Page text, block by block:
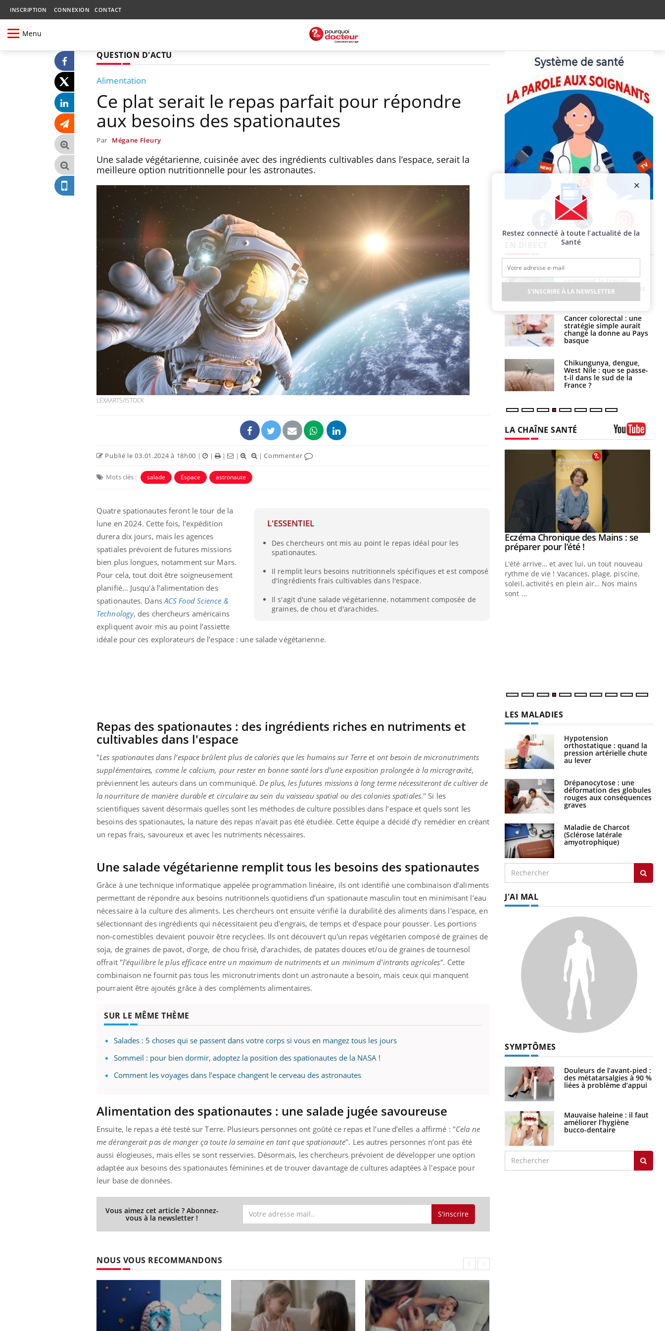
INSCRIPTION CONNEXION CONTACT
Menu
QUESTION D'ACTU
Alimentation
Ce plat serait le repas parfait pour répondre
aux besoins des spationautes
Par Mégane Fleury
Une salade végétarienne, cuisinée avec des ingrédients cultivables dans l’espace, serait la
meilleure option nutritionnelle pour les astronautes.
LEXAARTS/ISTOCK
Publié le 03.01.2024 à 18h00 | | | | |Commenter
Mots clés : salade Espace astronaute
L'ESSENTIEL
Des chercheurs ont mis au point le repas idéal pour les
spationautes.
Il remplit leurs besoins nutritionnels spécifiques et est composé
d'ingrédients frais cultivables dans l'espace.
Il s'agit d'une salade végétarienne, notamment composée de
graines, de chou et d'arachides.
Quatre spationautes feront le tour de la
lune en 2024. Cette fois, l’expédition
durera dix jours, mais les agences
spatiales prévoient de futures missions
bien plus longues, notamment sur Mars.
Pour cela, tout doit être soigneusement
planifié… Jusqu’à l’alimentation des
spationautes. Dans ACS Food Science &
Technology, des chercheurs américains
expliquent avoir mis au point l’assiette
idéale pour ces explorateurs de l’espace : une salade végétarienne.
Repas des spationautes : des ingrédients riches en nutriments et
cultivables dans l'espace
"Les spationautes dans l’espace brûlent plus de calories que les humains sur Terre et ont besoin de micronutriments
supplémentaires, comme le calcium, pour rester en bonne santé lors d’une exposition prolongée à la microgravité,
préviennent les auteurs dans un communiqué. De plus, les futures missions à long terme nécessiteront de cultiver de
la nourriture de manière durable et circulaire au sein du vaisseau spatial ou des colonies spatiales." Si les
scientifiques savent désormais quelles sont les méthodes de culture possibles dans l’espace et quels sont les
besoins des spationautes, la nature des repas n’avait pas été étudiée. Cette équipe a décidé d’y remédier en créant
un repas frais, savoureux et avec les nutriments nécessaires.
Une salade végétarienne remplit tous les besoins des spationautes
Grâce à une technique informatique appelée programmation linéaire, ils ont identifié une combinaison d’aliments
permettant de répondre aux besoins nutritionnels quotidiens d’un spationaute masculin tout en minimisant l’eau
nécessaire à la culture des aliments. Les chercheurs ont ensuite vérifié la durabilité des aliments dans l'espace, en
sélectionnant des ingrédients qui nécessitaient peu d'engrais, de temps et d'espace pour pousser. Les portions
non-comestibles devaient pouvoir être recyclées. Ils ont découvert qu'un repas végétarien composé de graines de
soja, de graines de pavot, d'orge, de chou frisé, d'arachides, de patates douces et/ou de graines de tournesol
offrait "l'équilibre le plus efficace entre un maximum de nutriments et un minimum d'intrants agricoles". Cette
combinaison ne fournit pas tous les micronutriments dont un astronaute a besoin, mais ceux qui manquent
pourraient être ajoutés grâce à des compléments alimentaires.
SUR LE MÊME THÈME
Salades : 5 choses qui se passent dans votre corps si vous en mangez tous les jours
Sommeil : pour bien dormir, adoptez la position des spationautes de la NASA !
Comment les voyages dans l’espace changent le cerveau des astronautes
Alimentation des spationautes : une salade jugée savoureuse
Ensuite, le repas a été testé sur Terre. Plusieurs personnes ont goûté ce repas et l’une d’elles a affirmé : "Cela ne
me dérangerait pas de manger ça toute la semaine en tant que spationaute". Les autres personnes n’ont pas été
aussi élogieuses, mais elles se sont resservies. Désormais, les chercheurs prévoient de développer une option
adaptée aux besoins des spationautes féminines et de trouver davantage de cultures adaptées à l'espace pour
leur base de données.
Vous aimez cet article ? Abonnez-
vous à la newsletter ! S'inscrire
NOUS VOUS RECOMMANDONS
Facebook Twitter Instagram
Les troubles du sommeil
modifient votre cerveau !
Mon enfant est-il trop
sensible ou simplement
très empathique ?
Bébés, jeunes enfants :
quelle trousse à
pharmacie pour les
vacances ?
Syndrome métabolique :
quels sont les meilleurs
exercices physiques ?
Comment éviter une otite
pendant les vacances ?
Hantavirus : un cas
détecté chez un touriste
en France
Mortalité infantile : un
rapport s’interroge sur
son taux élevé en France
Grossesse à risque : ce jus
naturel attire l'attention
des chercheurs
Comment oublier les
écrans en vacances ?
comment le travail
empiète de plus en plus
sur nos soirées
Cancer colorectal : une
stratégie simple aurait
changé la donne au Pays
basque
Chikungunya, dengue,
West Nile : que se passe-
t-il dans le sud de la
France ?
LA CHAÎNE SANTÉ
Eczéma Chronique des Mains :
expliquer ma maladieYoutube
Il y a des sujets qui sont faciles à aborder...
d'autres non ! D'un côté, poser des
questions sur la maladie d'un proche c'est
Youtube
Carence en fer : comprendre pour
prévenirYoutube
même alopécie… Les symptômes de la
carence en fer sont multiples ce qui la rend
Insuline & Charge mentale : et si on
osait en parler??Youtube
reste entourée d'idées reçues chez les
patients comme parfois chez les soignants.
Youtube
Eczéma Chronique des Mains : se
préparer pour l’été !Youtube
L'été arrive… et avec lui, un tout nouveau
rythme de vie ! Vacances, plage, piscine,
soleil, activités en plein air… Nos mains
sont ...
LES MALADIES
Hypotension
orthostatique : quand la
pression artérielle chute
au lever
Drépanocytose : une
déformation des globules
rouges aux conséquences
graves
Maladie de Charcot
(Sclérose latérale
amyotrophique)
J'AI MAL
SYMPTÔMES
Douleurs de l’avant-pied :
des métatarsalgies à 90 %
liées à problème d’appui
Mauvaise haleine : il faut
améliorer l’hygiène
bucco-dentaire
Restez connecté à toute l’actualité de la
Santé
S'INSCRIRE À LA NEWSLETTER